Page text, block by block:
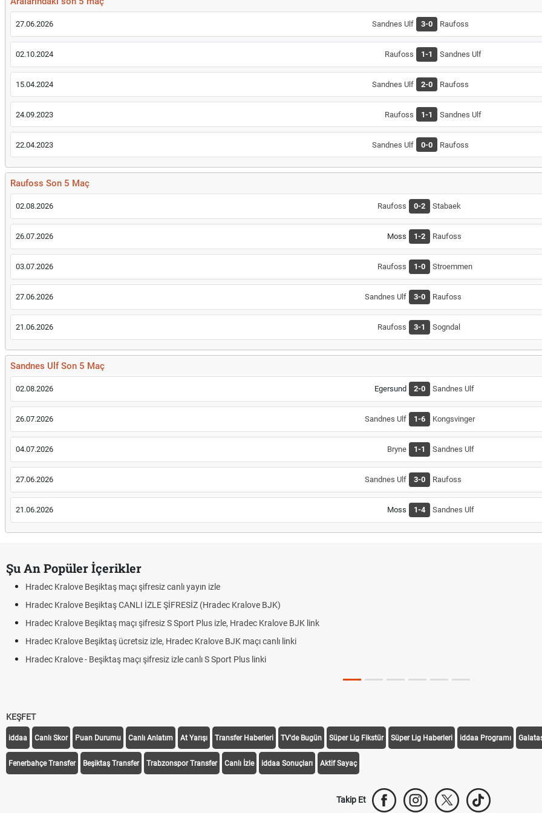
27.06.2026 Sandnes Ulf 3-0 Raufoss
02.10.2024 Raufoss 1-1 Sandnes Ulf
15.04.2024 Sandnes Ulf 2-0 Raufoss
24.09.2023 Raufoss 1-1 Sandnes Ulf
22.04.2023 Sandnes Ulf 0-0 Raufoss
Raufoss Son 5 Maç
02.08.2026 Raufoss 0-2 Stabaek
26.07.2026 Moss 1-2 Raufoss
03.07.2026 Raufoss 1-0 Stroemmen
27.06.2026 Sandnes Ulf 3-0 Raufoss
21.06.2026 Raufoss 3-1 Sogndal
Sandnes Ulf Son 5 Maç
02.08.2026 Egersund 2-0 Sandnes Ulf
26.07.2026 Sandnes Ulf 1-6 Kongsvinger
04.07.2026 Bryne 1-1 Sandnes Ulf
27.06.2026 Sandnes Ulf 3-0 Raufoss
21.06.2026 Moss 1-4 Sandnes Ulf
Şu An Popüler İçerikler
Beşiktaş maçı şifresiz canlı yayın izle
Beşiktaş CANLI İZLE ŞİFRESİZ (Hradec Kralove BJK)
Beşiktaş maçı şifresiz S Sport Plus izle, Hradec Kralove BJK link
Beşiktaş ücretsiz izle, Hradec Kralove BJK maçı canlı linki
- Beşiktaş maçı şifresiz izle canlı S Sport Plus linki
KEŞFET
iddaa Canlı Skor Puan Durumu Canlı Anlatım At Yarışı Transfer Haberleri TV'de Bugün Süper Lig Fikstür Süper Lig Haberleri iddaa Programı
Fenerbahçe Transfer Beşiktaş Transfer Trabzonspor Transfer Canlı İzle iddaa Sonuçları Aktif Sayaç
Takip Et